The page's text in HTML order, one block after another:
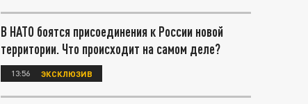
В НАТО боятся присоединения к России новой
территории. Что происходит на самом деле?
13:56 ЭКСКЛЮЗИВ